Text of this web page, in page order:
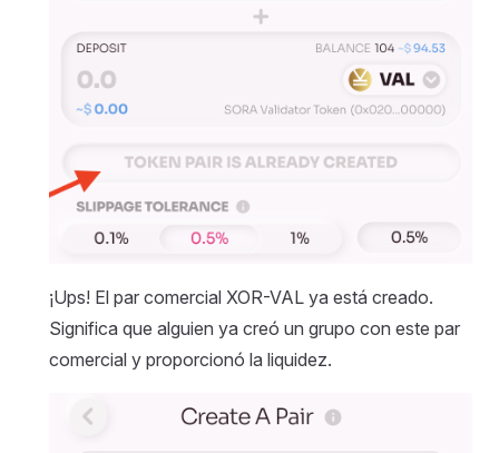
¡Ups! El par comercial XOR-VAL ya está creado.
Significa que alguien ya creó un grupo con este par
comercial y proporcionó la liquidez.